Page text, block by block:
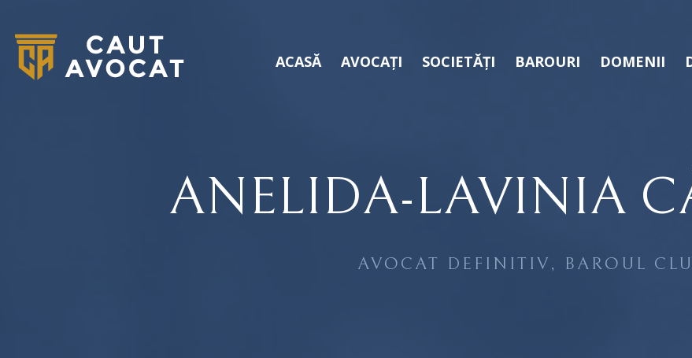
ACASĂ AVOCAȚI SOCIETĂȚI BAROURI DOMENII
ANELIDA-LAVINIA
AVOCAT DEFINITIV, BAROUL